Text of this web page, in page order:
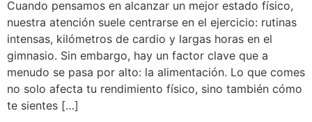
Cuando pensamos en alcanzar un mejor estado físico,
nuestra atención suele centrarse en el ejercicio: rutinas
intensas, kilómetros de cardio y largas horas en el
gimnasio. Sin embargo, hay un factor clave que a
menudo se pasa por alto: la alimentación. Lo que comes
no solo afecta tu rendimiento físico, sino también cómo
te sientes […]